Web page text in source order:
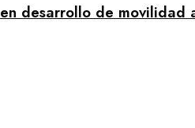
desarrollo de movilidad